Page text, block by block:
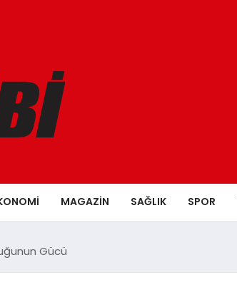
MAGAZIN SAĞLIK SPOR
Gücü